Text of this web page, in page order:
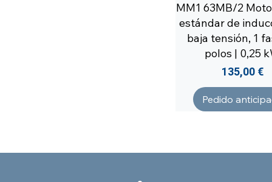
MM1 63MB/2
estándar de
baja tensión, 1
polos | 0,25
Precio
135,00 €
Pedido